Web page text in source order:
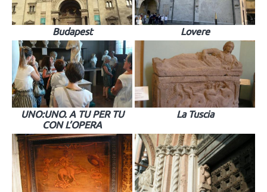
Budapest Lovere
UNO:UNO. A TU PER TU
CON L’OPERA
La Tuscia